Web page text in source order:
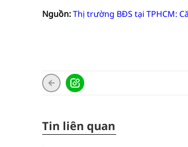
Nguồn:Thị trường BĐS tại TPHCM:
Tin liên quan